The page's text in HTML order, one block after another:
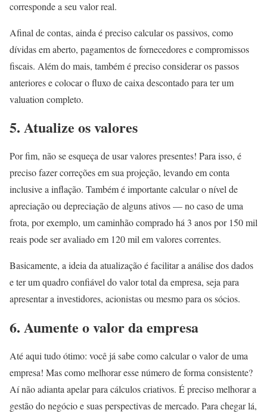
corresponde a seu valor real.
Afinal de contas, ainda é preciso calcular os passivos, como
dívidas em aberto, pagamentos de fornecedores e compromissos
fiscais. Além do mais, também é preciso considerar os passos
anteriores e colocar o fluxo de caixa descontado para ter um
valuation completo.
5. Atualize os valores
Por fim, não se esqueça de usar valores presentes! Para isso, é
preciso fazer correções em sua projeção, levando em conta
inclusive a inflação. Também é importante calcular o nível de
apreciação ou depreciação de alguns ativos — no caso de uma
frota, por exemplo, um caminhão comprado há 3 anos por 150 mil
reais pode ser avaliado em 120 mil em valores correntes.
Basicamente, a ideia da atualização é facilitar a análise dos dados
e ter um quadro confiável do valor total da empresa, seja para
apresentar a investidores, acionistas ou mesmo para os sócios.
6. Aumente o valor da empresa
Até aqui tudo ótimo: você já sabe como calcular o valor de uma
empresa! Mas como melhorar esse número de forma consistente?
Aí não adianta apelar para cálculos criativos. É preciso melhorar a
gestão do negócio e suas perspectivas de mercado. Para chegar lá,